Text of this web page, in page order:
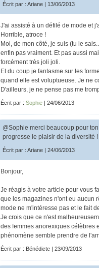
Écrit par : Ariane | 13/06/2013
J'ai assisté à un défilé de mode et
Horrible, atroce !
Moi, de mon côté, je suis (tu le
enfin pas vraiment. Et pas aussi
forcément très joli joli.
Et du coup je fantasme sur les
quand elle est voluptueuse. Je ne
D'ailleurs, je ne pense pas me
Écrit par : Sophie | 24/06/2013
@Sophie merci beaucoup pour
progresse le plaisir de la diversité !
Écrit par : Ariane | 24/06/2013
Bonjour,
Je réagis à votre article pour vous
que les magazines n'ont eu aucun
mode ne m'intéresse pas et le fait
Je crois que ce n'est
des femmes anorexiques célèbres
phénomène semble prendre de
Écrit par : Bénédicte | 23/09/2013